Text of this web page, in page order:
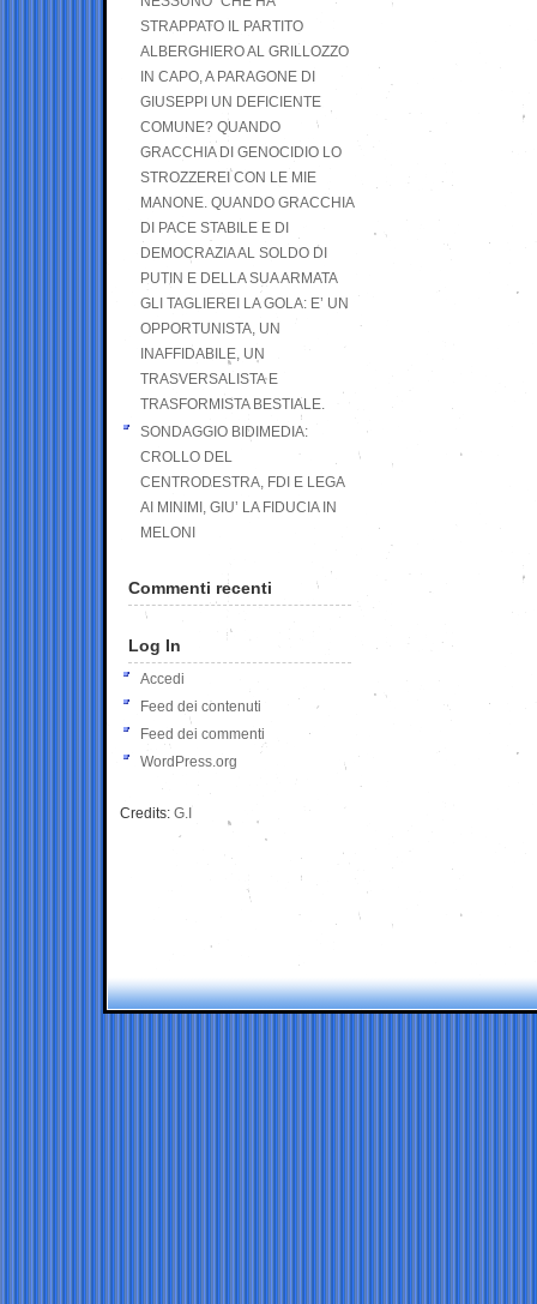
STRAPPATO IL PARTITO
ALBERGHIERO AL GRILLOZZO
IN CAPO, A PARAGONE DI
GIUSEPPI UN DEFICIENTE
COMUNE? QUANDO
GRACCHIA DI GENOCIDIO LO
STROZZEREI CON LE MIE
MANONE. QUANDO GRACCHIA
DI PACE STABILE E DI
DEMOCRAZIA AL SOLDO DI
PUTIN E DELLA SUA ARMATA
GLI TAGLIEREI LA GOLA: E’ UN
OPPORTUNISTA, UN
INAFFIDABILE, UN
TRASVERSALISTA E
TRASFORMISTA BESTIALE.
SONDAGGIO BIDIMEDIA:
CROLLO DEL
CENTRODESTRA, FDI E LEGA
AI MINIMI, GIU’ LA FIDUCIA IN
MELONI
Commenti recenti
Log In
Accedi
Feed dei contenuti
Feed dei commenti
WordPress.org
Credits: G.I